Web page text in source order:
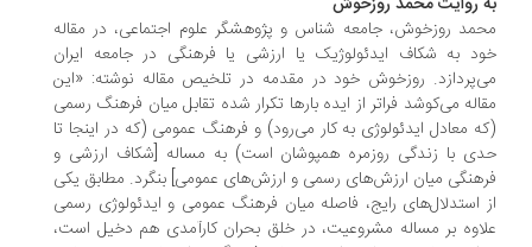
محمد روزخوش، جامعه شناس و پژوهشگر علوم اجتماعی، در مقاله
خود به شکاف ایدئولوژیک یا ارزشی یا فرهنگی در جامعه ایران
می‌پردازد. روزخوش خود در مقدمه در تلخیص مقاله نوشته: «این
مقاله می‌کوشد فراتر از ایده بارها تکرار شده تقابل میان فرهنگ رسمی
(که معادل ایدئولوژی به کار می‌رود) و فرهنگ عمومی (که در اینجا تا
حدی با زندگی روزمره همپوشان است) به مساله [شکاف ارزشی و
فرهنگی میان ارزش‌های رسمی و ارزش‌های عمومی] بنگرد. مطابق یکی
از استدلال‌های رایج، فاصله میان فرهنگ عمومی و ایدئولوژی رسمی
علاوه بر مساله مشروعیت، در خلق بحران کارآمدی هم دخیل است،